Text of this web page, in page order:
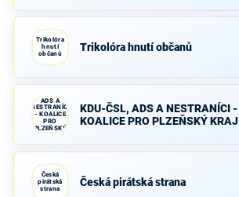
Trikolóra
hnutí
občanů
Trikolóra hnutí občanů
ADS A
NESTRANÍCI
- KOALICE
PRO
PLZEŇSKÝ
KRAJ
KDU-ČSL, ADS A NESTRANÍCI -
KOALICE PRO PLZEŇSKÝ KRAJ
Česká
pirátská
strana
Česká pirátská strana